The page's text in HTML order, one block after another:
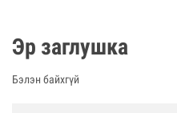
Эр заглушка
Бэлэн байхгүй